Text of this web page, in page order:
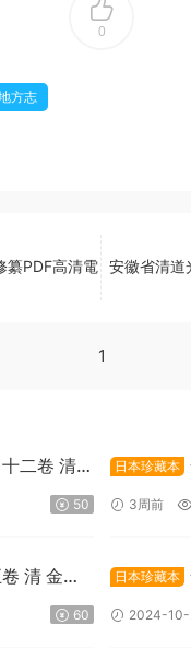
0
方志
纂PDF高清電 安徽省清道
1
二卷 清
50
日本珍藏本
曹守謙修
3周前
清 金弘
60
日本珍藏本
修纂PDF
2024-10-